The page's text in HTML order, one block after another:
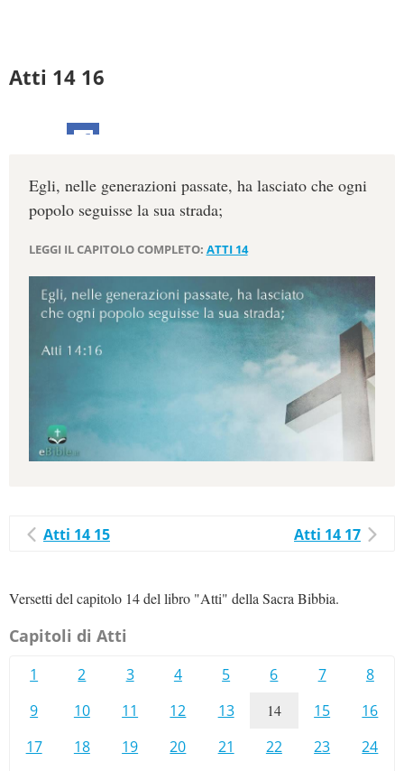
Atti 14 16
Egli, nelle generazioni passate, ha lasciato che ogni
popolo seguisse la sua strada;
LEGGI IL CAPITOLO COMPLETO: ATTI 14
Atti 14 15 Atti 14 17
Versetti del capitolo 14 del libro "Atti" della Sacra Bibbia.
Capitoli di Atti
1 2 3 4 5 6 7
8
9
10 11 12 13 14 15
16
17
18 19 20 21 22 23
24